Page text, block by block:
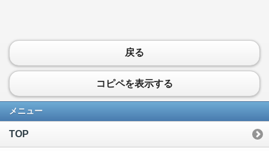
戻る
コピペを表示する
メニュー
TOP